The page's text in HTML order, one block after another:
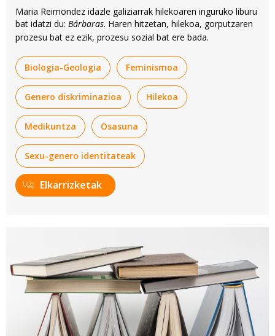
Maria Reimondez idazle galiziarrak hilekoaren inguruko liburu
bat idatzi du: Bárbaras. Haren hitzetan, hilekoa, gorputzaren
prozesu bat ez ezik, prozesu sozial bat ere bada.
Biologia-Geologia Feminismoa
Genero diskriminazioa Hilekoa
Medikuntza Osasuna
Sexu-genero identitateak
Elkarrizketak